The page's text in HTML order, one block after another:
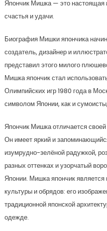
Япончик Мишка — это настоящая
счастья и удачи.
Биография Мишки япончика
создатель, дизайнер и
представил этого милого
Мишка япончик стал
Олимпийских игр 1980 года в
символом Японии, как и
Япончик Мишка отличается
Он имеет яркий и
изумрудно-зелёной радужкой,
разных оттенках и узорчатый
Японии. Мишка япончик
культуры и обрядов: его
традиционной японской
одежде.